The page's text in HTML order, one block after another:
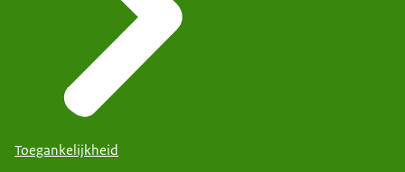
Toegankelijkheid